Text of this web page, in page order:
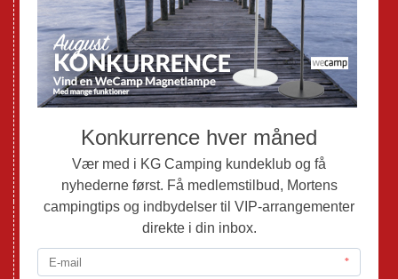
Nye Autocampere og Vans
Brugte Campingvogne
Brugte Autocampere og Vans
Webshop
Mortens Campingtips
KG Camping Kundeklub
Nyheder
Adria
Adria Autocampere